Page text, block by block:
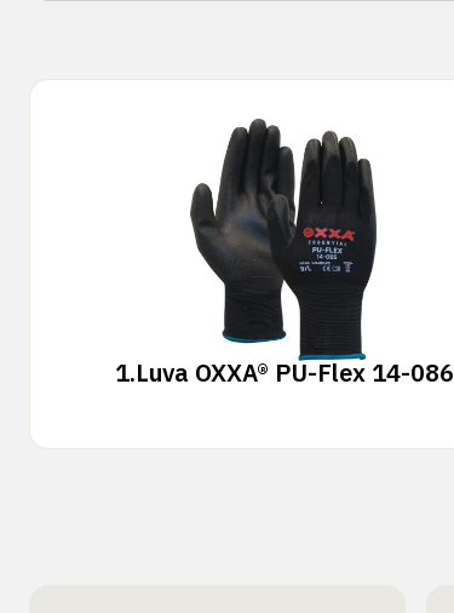
1.Luva OXXA® PU-Flex 14-086